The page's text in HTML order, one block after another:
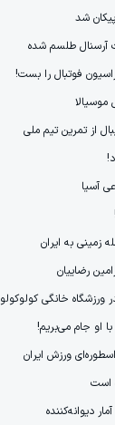
شد
آرسنال طلسم شده
فوتبال را بست!
از تمرین تیم ملی
آسیا
زمینی به ایران
رضاییان
ورزشگاه خانگی کولوکولو
او جام می‌بریم!
ورزش ایران
است